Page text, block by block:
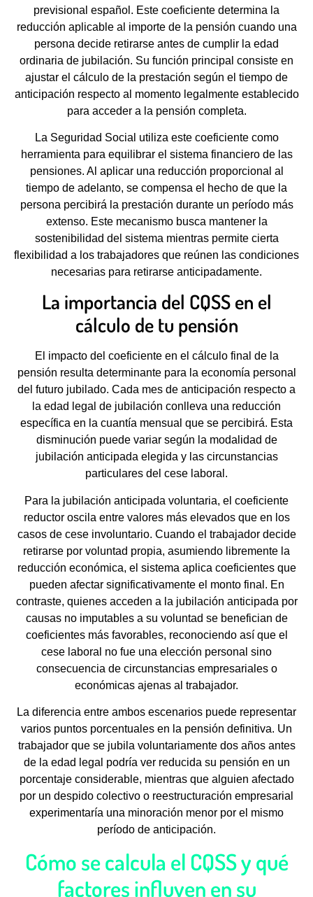
previsional español. Este coeficiente determina la
reducción aplicable al importe de la pensión cuando una
persona decide retirarse antes de cumplir la edad
ordinaria de jubilación. Su función principal consiste en
ajustar el cálculo de la prestación según el tiempo de
anticipación respecto al momento legalmente establecido
para acceder a la pensión completa.
La Seguridad Social utiliza este coeficiente como
herramienta para equilibrar el sistema financiero de las
pensiones. Al aplicar una reducción proporcional al
tiempo de adelanto, se compensa el hecho de que la
persona percibirá la prestación durante un período más
extenso. Este mecanismo busca mantener la
sostenibilidad del sistema mientras permite cierta
flexibilidad a los trabajadores que reúnen las condiciones
necesarias para retirarse anticipadamente.
La importancia del CQSS en el
cálculo de tu pensión
El impacto del coeficiente en el cálculo final de la
pensión resulta determinante para la economía personal
del futuro jubilado. Cada mes de anticipación respecto a
la edad legal de jubilación conlleva una reducción
específica en la cuantía mensual que se percibirá. Esta
disminución puede variar según la modalidad de
jubilación anticipada elegida y las circunstancias
particulares del cese laboral.
Para la jubilación anticipada voluntaria, el coeficiente
reductor oscila entre valores más elevados que en los
casos de cese involuntario. Cuando el trabajador decide
retirarse por voluntad propia, asumiendo libremente la
reducción económica, el sistema aplica coeficientes que
pueden afectar significativamente el monto final. En
contraste, quienes acceden a la jubilación anticipada por
causas no imputables a su voluntad se benefician de
coeficientes más favorables, reconociendo así que el
cese laboral no fue una elección personal sino
consecuencia de circunstancias empresariales o
económicas ajenas al trabajador.
La diferencia entre ambos escenarios puede representar
varios puntos porcentuales en la pensión definitiva. Un
trabajador que se jubila voluntariamente dos años antes
de la edad legal podría ver reducida su pensión en un
porcentaje considerable, mientras que alguien afectado
por un despido colectivo o reestructuración empresarial
experimentaría una minoración menor por el mismo
período de anticipación.
Cómo se calcula el CQSS y qué
factores influyen en su